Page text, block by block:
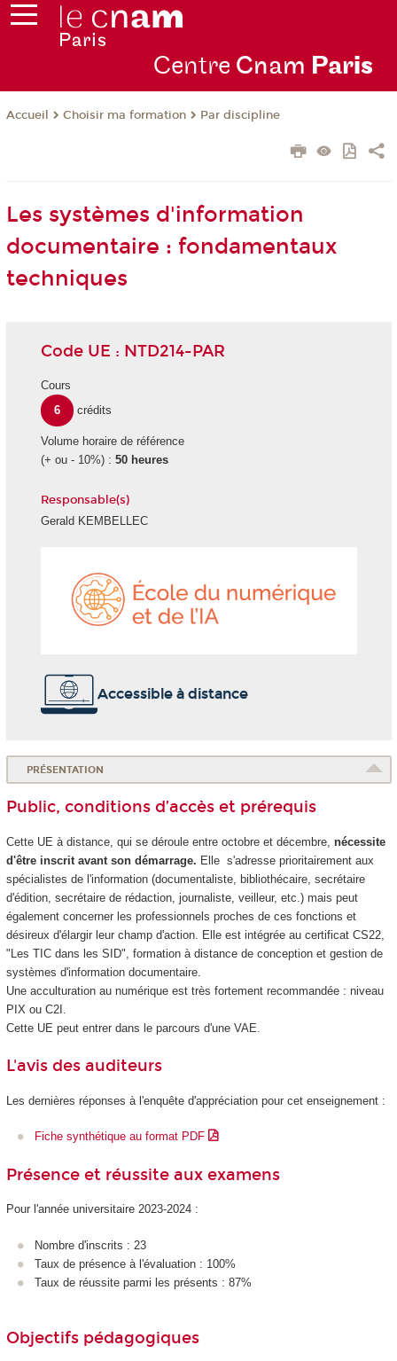
Centre Cnam Paris
Accueil Choisir ma formation Par discipline
Les systèmes d'information
documentaire : fondamentaux
techniques
Code UE : NTD214-PAR
Cours
6
crédits
Volume horaire de référence
(+ ou - 10%) : 50 heures
Responsable(s)
Gerald KEMBELLEC
Accessible à distance
PRÉSENTATION
Public, conditions d’accès et prérequis
Cette UE à distance, qui se déroule entre octobre et décembre, nécessite
d'être inscrit avant son démarrage. Elle s'adresse prioritairement aux
spécialistes de l'information (documentaliste, bibliothécaire, secrétaire
d'édition, secrétaire de rédaction, journaliste, veilleur, etc.) mais peut
également concerner les professionnels proches de ces fonctions et
désireux d'élargir leur champ d'action. Elle est intégrée au certificat CS22,
"Les TIC dans les SID", formation à distance de conception et gestion de
systèmes d'information documentaire.
Une acculturation au numérique est très fortement recommandée : niveau
PIX ou C2I.
Cette UE peut entrer dans le parcours d'une VAE
L'avis des auditeurs
Les dernières réponses à l'enquête d'appréciation pour cet enseignement :
Fiche synthétique au format PDF
Présence et réussite aux examens
Pour l'année universitaire 2023-2024 :
Nombre d'inscrits : 23
Taux de présence à l'évaluation : 100%
Taux de réussite parmi les présents : 87%
Objectifs pédagogiques